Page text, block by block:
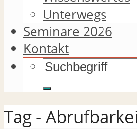
Unterwegs
Seminare 2026
Kontakt
Tag -